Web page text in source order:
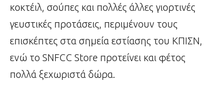
κοκτέιλ, σούπες και πολλές άλλες γιορτινές
γευστικές προτάσεις, περιμένουν τους
επισκέπτες στα σημεία εστίασης του ΚΠΙΣΝ,
ενώ το SNFCC Store προτείνει και φέτος
πολλά ξεχωριστά δώρα.